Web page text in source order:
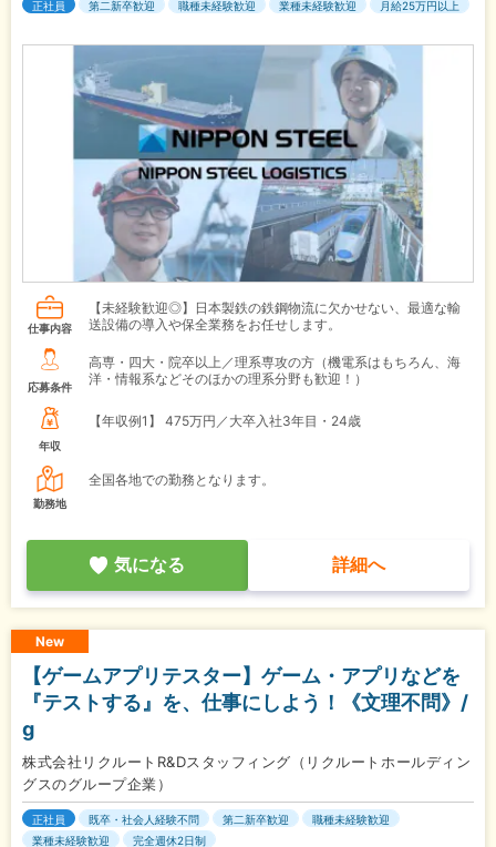
正社員 第二新卒歓迎 職種未経験歓迎 業種未経験歓迎 月給25万円以上
仕事内容
【未経験歓迎◎】日本製鉄の鉄鋼物流に欠かせない、最適な輸
送設備の導入や保全業務をお任せします。
応募条件
高専・四大・院卒以上／理系専攻の方（機電系はもちろん、海
洋・情報系などそのほかの理系分野も歓迎！）
年収
【年収例1】 475万円／大卒入社3年目・24歳
勤務地
全国各地での勤務となります。
気になる 詳細へ
New
【ゲームアプリテスター】ゲーム・アプリなどを
『テストする』を、仕事にしよう！《文理不問》/
g
株式会社リクルートR&Dスタッフィング（リクルートホールディン
グスのグループ企業）
正社員 既卒・社会人経験不問 第二新卒歓迎
職種未経験歓迎
業種未経験歓迎
完全週休2日制